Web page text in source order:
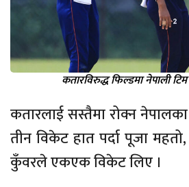
कतारविरुद्ध फिल्डमा नेपाली टिम
कतारलाई सस्तैमा रोक्न नेपालका
तीन विकेट हात पर्दा पूजा
कुँवरले एकएक विकेट लिए ।